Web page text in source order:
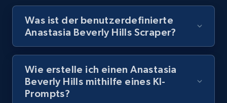
Video length, Likes, Views, and more.
8.1K+ 716+ Gratis testen
Youtube - Videos posts - Discovery records
by Explore page URL
Was ist der benutzerdefinierte
Anastasia Beverly Hills Scraper?
Wie erstelle ich einen Anastasia
Beverly Hills mithilfe eines KI-
Prompts?